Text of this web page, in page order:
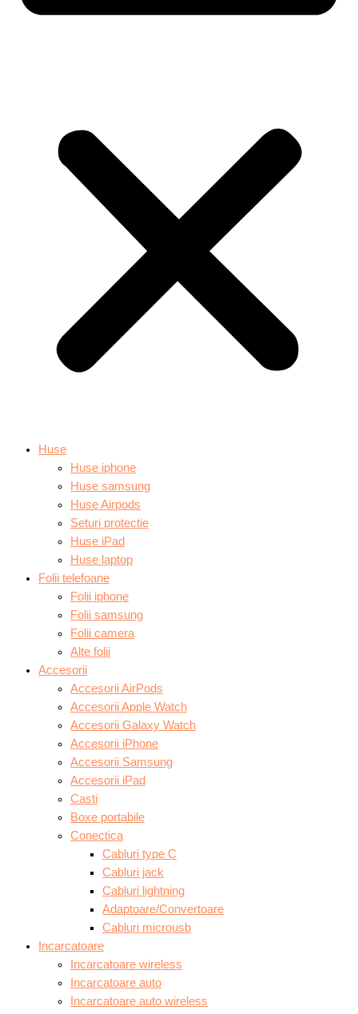
Huse
Huse iphone
Huse samsung
Huse Airpods
Seturi protectie
Huse iPad
Huse laptop
Folii telefoane
Folii iphone
Folii samsung
Folii camera
Alte folii
Accesorii
Accesorii AirPods
Accesorii Apple Watch
Accesorii Galaxy Watch
Accesorii iPhone
Accesorii Samsung
Accesorii iPad
Casti
Boxe portabile
Conectica
Cabluri type C
Cabluri jack
Cabluri lightning
Adaptoare/Convertoare
Cabluri microusb
Incarcatoare
Incarcatoare wireless
Incarcatoare auto
Incarcatoare auto wireless